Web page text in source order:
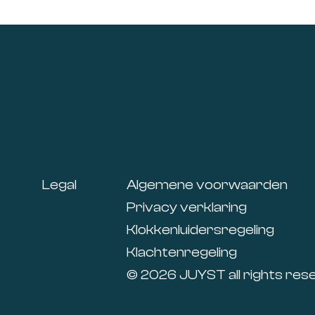
Legal
Algemene voorwaarden
Privacy verklaring
Klokkenluidersregeling
Klachtenregeling
© 2026 JUYST all rights